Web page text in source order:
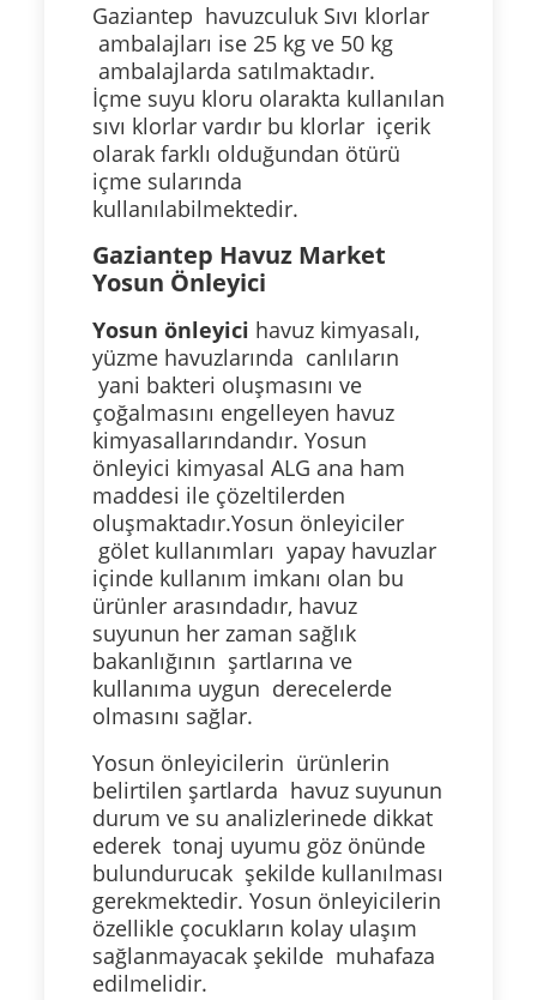
Gaziantep havuzculuk Sıvı klorlar
ambalajları ise 25 kg ve 50 kg
ambalajlarda satılmaktadır.
İçme suyu kloru olarakta kullanılan
sıvı klorlar vardır bu klorlar içerik
olarak farklı olduğundan ötürü
içme sularında
kullanılabilmektedir.
Gaziantep Havuz Market
Yosun Önleyici
Yosun önleyici havuz kimyasalı,
yüzme havuzlarında canlıların
yani bakteri oluşmasını ve
çoğalmasını engelleyen havuz
kimyasallarındandır. Yosun
önleyici kimyasal ALG ana ham
maddesi ile çözeltilerden
oluşmaktadır.Yosun önleyiciler
gölet kullanımları yapay havuzlar
içinde kullanım imkanı olan bu
ürünler arasındadır, havuz
suyunun her zaman sağlık
bakanlığının şartlarına ve
kullanıma uygun derecelerde
olmasını sağlar.
Yosun önleyicilerin ürünlerin
belirtilen şartlarda havuz suyunun
durum ve su analizlerinede dikkat
ederek tonaj uyumu göz önünde
bulundurucak şekilde kullanılması
gerekmektedir. Yosun önleyicilerin
özellikle çocukların kolay ulaşım
sağlanmayacak şekilde muhafaza
edilmelidir.